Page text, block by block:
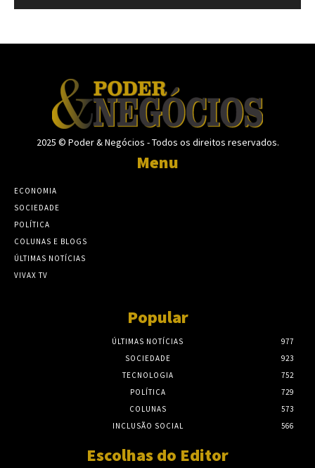
2025 © Poder & Negócios - Todos os direitos reservados.
Menu
ECONOMIA
SOCIEDADE
POLÍTICA
COLUNAS E BLOGS
ÚLTIMAS NOTÍCIAS
VIVAX TV
Popular
ÚLTIMAS NOTÍCIAS
977
SOCIEDADE
923
TECNOLOGIA
752
POLÍTICA
729
COLUNAS
573
INCLUSÃO SOCIAL
566
Escolhas do Editor